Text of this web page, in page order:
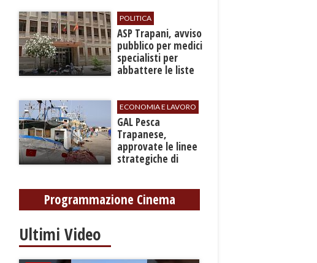
gamba
POLITICA
ASP Trapani, avviso
pubblico per medici
specialisti per
abbattere le liste
ECONOMIA E LAVORO
GAL Pesca
Trapanese,
approvate le linee
strategiche di
settembre
Programmazione Cinema
Ultimi Video